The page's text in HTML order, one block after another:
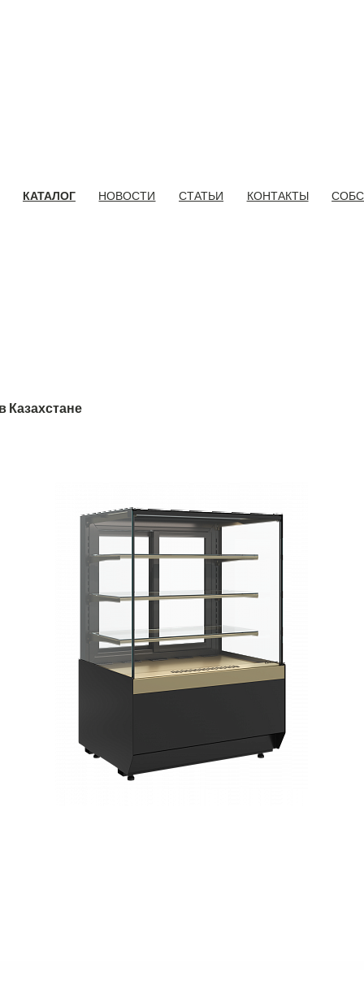
КАТАЛОГ НОВОСТИ СТАТЬИ КОНТАКТЫ
Казахстане